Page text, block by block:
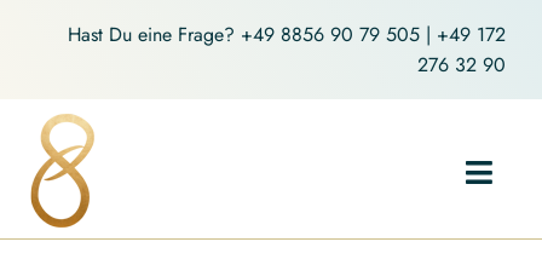
Hast Du eine Frage? +49 8856 90 79 505 | +49 172
276 32 90